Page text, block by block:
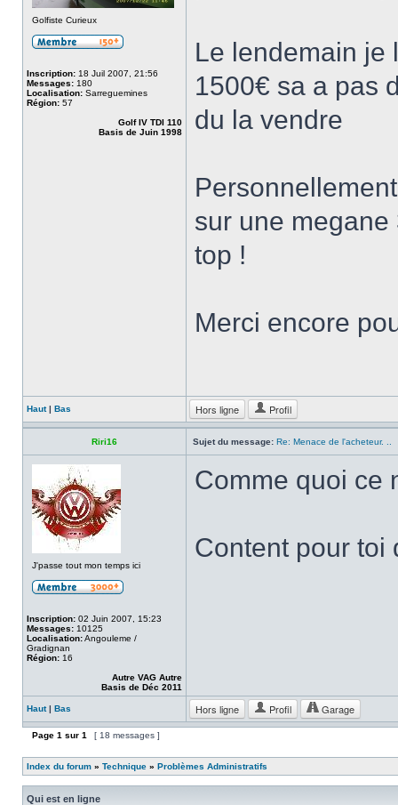
Golfiste Curieux
Inscription: 18 Juil 2007, 21:56
Messages: 180
Localisation: Sarreguemines
Région: 57
Golf IV TDI 110
Basis de Juin 1998
Le lendemain je
1500€ sa a pas
du la vendre
sur une
top !
Merci encore
Haut| Bas Hors ligne Profil
Riri16 Sujet du message: Re: Menace de l'acheteur. ..
J'passe tout mon temps ici
Inscription: 02 Juin 2007, 15:23
Messages: 10125
Localisation:Angouleme /
Gradignan
Région: 16
Autre VAG Autre
Basis de Déc 2011
Comme quoi ce
Content pour toi
Haut| Bas Hors ligne Profil Garage
Page 1 sur 1 [ 18 messages ]
Index du forum » Technique » Problèmes Administratifs
Qui est en ligne